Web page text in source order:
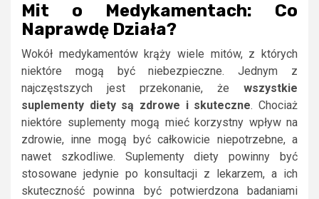
Mit o Medykamentach: Co
Naprawdę Działa?
Wokół medykamentów krąży wiele mitów, z których
niektóre mogą być niebezpieczne. Jednym z
najczęstszych jest przekonanie, że wszystkie
suplementy diety są zdrowe i skuteczne. Chociaż
niektóre suplementy mogą mieć korzystny wpływ na
zdrowie, inne mogą być całkowicie niepotrzebne, a
nawet szkodliwe. Suplementy diety powinny być
stosowane jedynie po konsultacji z lekarzem, a ich
skuteczność powinna być potwierdzona badaniami